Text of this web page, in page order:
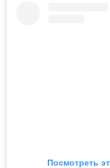
Посмотреть